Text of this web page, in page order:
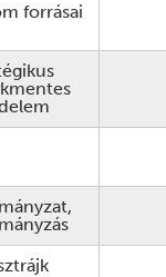
forrásai